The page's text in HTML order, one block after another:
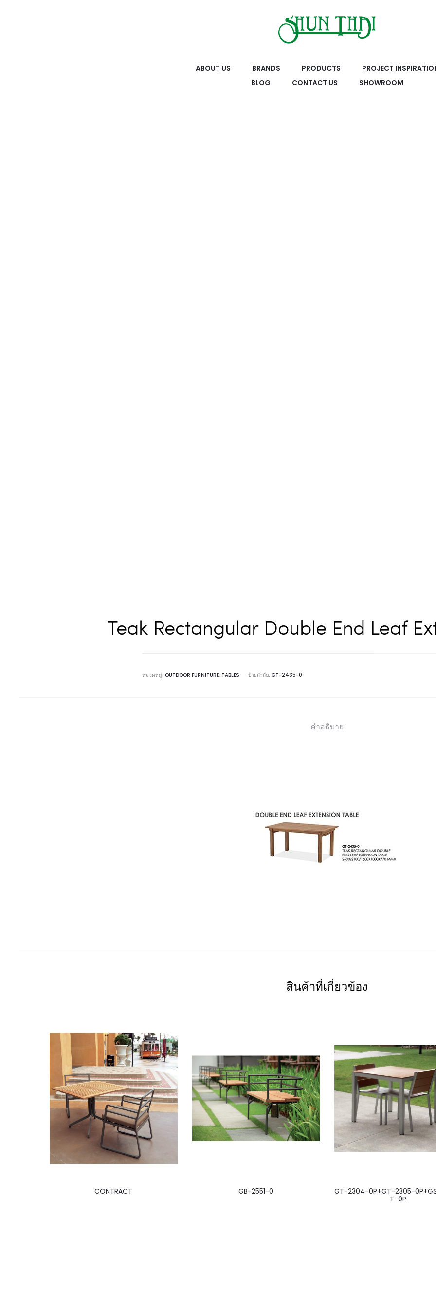
ABOUT US BRANDS PRODUCTS
PROJECT
BLOG
CONTACT US SHOWROOM
Teak Rectangular Double End Leaf
หมวดหมู่: OUTDOOR FURNITURE, TABLES ป้ายกำกับ: GT-2435-0
คำอธิบาย
สินค้าที่เกี่ยวข้อง
CONTRACT GB-2551-0
GT-2304-0P+GT-2305-
T-0P